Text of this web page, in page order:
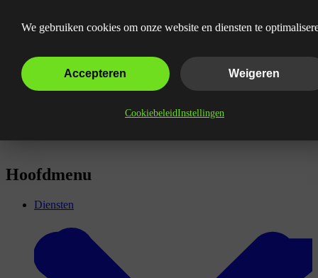
Wat is de Bounce Rate voor E-mail?
Hoofdmenu
Diensten
We gebruiken cookies om onze website en diensten te
Accepteren Weigeren
CookiebeleidInstellingen